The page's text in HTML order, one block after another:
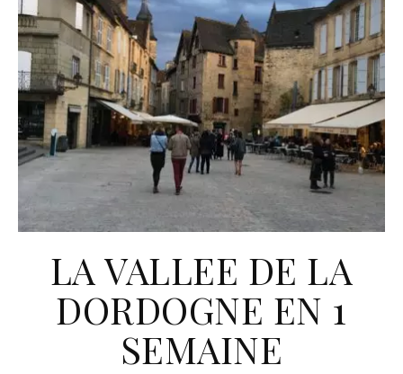
LA VALLEE DE LA
DORDOGNE EN 1
SEMAINE